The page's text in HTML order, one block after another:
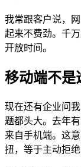
我常跟客户说，
起来不费劲。千
开放时间。
移动端不是
现在还有企业问
题都头大。去年
来自手机端。这
扭，等于主动拒绝